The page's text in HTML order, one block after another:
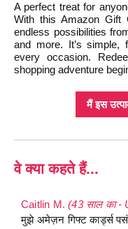
A perfect treat for
With this Amazon Gift
endless possibilities
and more. It’s
every occasion.
shopping adventure
मैं इस
वे क्या कहते हैं...
Caitlin M.(43 साल का -
मुझे अमेज़न गिफ्ट कार्ड्स